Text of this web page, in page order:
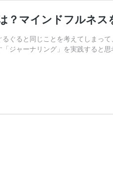
？マインドフルネ
るぐると同じことを考えてしまっ
「ジャーナリング」を実践すると